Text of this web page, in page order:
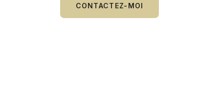
CONTACTEZ-MOI